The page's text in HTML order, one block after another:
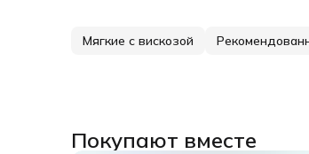
Мягкие с вискозой
Покупают вместе